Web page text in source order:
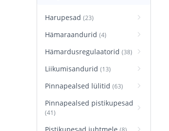
Harupesad (23)
Hämaraandurid (4)
Hämardusregulaatorid (38)
Liikumisandurid (13)
Pinnapealsed lülitid (63)
Pinnapealsed pistikupesad
(41)
Pistikupesad juhtmele